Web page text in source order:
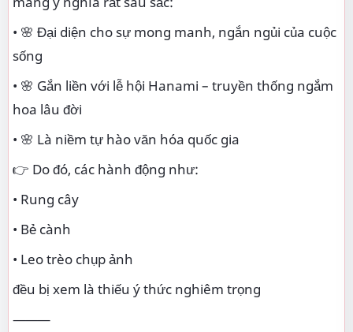
• 🌸 Đại diện cho sự mong manh, ngắn ngủi của cuộc
sống
• 🌸 Gắn liền với lễ hội Hanami – truyền thống ngắm
hoa lâu đời
• 🌸 Là niềm tự hào văn hóa quốc gia
👉 Do đó, các hành động như:
• Rung cây
• Bẻ cành
• Leo trèo chụp ảnh
đều bị xem là thiếu ý thức nghiêm trọng
⸻